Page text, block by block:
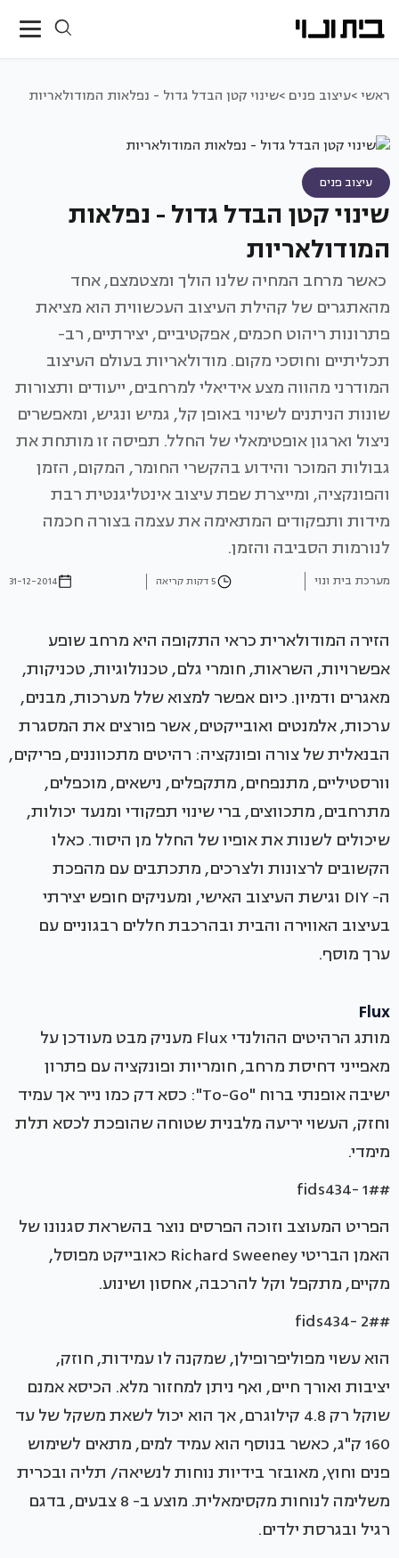
ראשי >עיצוב פנים >שינוי קטן הבדל גדול - נפלאות המודולאריות
עיצוב פנים
שינוי קטן הבדל גדול - נפלאות
המודולאריות
כאשר מרחב המחיה שלנו הולך ומצטמצם, אחד
מהאתגרים של קהילת העיצוב העכשווית הוא מציאת
פתרונות ריהוט חכמים, אפקטיביים, יצירתיים, רב-
תכליתיים וחוסכי מקום. מודולאריות בעולם העיצוב
המודרני מהווה מצע אידיאלי למרחבים, ייעודים ותצורות
שונות הניתנים לשינוי באופן קל, גמיש ונגיש, ומאפשרים
ניצול וארגון אופטימאלי של החלל. תפיסה זו מותחת את
גבולות המוכר והידוע בהקשרי החומר, המקום, הזמן
והפונקציה, ומייצרת שפת עיצוב אינטליגנטית רבת
מידות ותפקודים המתאימה את עצמה בצורה חכמה
לנורמות הסביבה והזמן.
מערכת בית ונוי 5 דקות קריאה 31-12-2014
הזירה המודולארית כראי התקופה היא מרחב שופע
אפשרויות, השראות, חומרי גלם, טכנולוגיות, טכניקות,
מאגרים ודמיון. כיום אפשר למצוא שלל מערכות, מבנים,
ערכות, אלמנטים ואובייקטים, אשר פורצים את המסגרת
הבנאלית של צורה ופונקציה: רהיטים מתכווננים, פריקים,
וורסטיליים, מתנפחים, מתקפלים, נישאים, מוכפלים,
מתרחבים, מתכווצים, ברי שינוי תפקודי ומנעד יכולות,
שיכולים לשנות את אופיו של החלל מן היסוד. כאלו
הקשובים לרצונות ולצרכים, מתכתבים עם מהפכת
ה- DIY וגישת העיצוב האישי, ומעניקים חופש יצירתי
בעיצוב האווירה והבית ובהרכבת חללים רבגוניים עם
ערך מוסף.
Flux
מותג הרהיטים ההולנדי Flux מעניק מבט מעודכן על
מאפייני דחיסת מרחב, חומריות ופונקציה עם פתרון
ישיבה אופנתי ברוח "To-Go": כסא דק כמו נייר אך עמיד
וחזק, העשוי יריעה מלבנית שטוחה שהופכת לכסא תלת
מימדי.
#fids434- 1#
הפריט המעוצב וזוכה הפרסים נוצר בהשראת סגנונו של
האמן הבריטי Richard Sweeney כאובייקט מפוסל,
מקיים, מתקפל וקל להרכבה, אחסון ושינוע.
#fids434- 2#
הוא עשוי מפוליפרופילן, שמקנה לו עמידות, חוזק,
יציבות ואורך חיים, ואף ניתן למחזור מלא. הכיסא אמנם
שוקל רק 4.8 קילוגרם, אך הוא יכול לשאת משקל של עד
160 ק"ג, כאשר בנוסף הוא עמיד למים, מתאים לשימוש
פנים וחוץ, מאובזר בידיות נוחות לנשיאה/ תליה ובכרית
משלימה לנוחות מקסימאלית. מוצע ב- 8 צבעים, בדגם
רגיל ובגרסת ילדים.